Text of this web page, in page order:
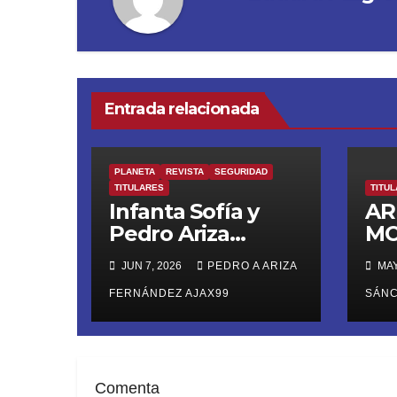
Entrada relacionada
PLANETA REVISTA
SEGURIDAD
TITULARES
Infanta Sofía y
Pedro Ariza
Fernández Forjan
el Futuro de la
Soberanía Real
JUN 7, 2026 PEDRO A ARIZA
FERNÁNDEZ AJAX99
Comenta